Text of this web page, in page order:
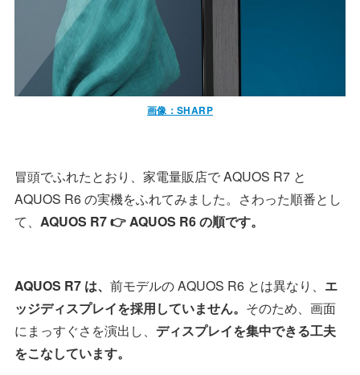
画像：SHARP
冒頭でふれたとおり、家電量販店で AQUOS R7 と
AQUOS R6 の実機をふれてみました。さわった順番とし
て、 AQUOS R7 👉 AQUOS R6 の順です。
AQUOS R7 は、 前モデルの AQUOS R6 とは異なり、 エ
ッジディスプレイを採用していません。 そのため、画面
にまっすぐさを演出し、 ディスプレイを集中できる工夫
をこなしています。